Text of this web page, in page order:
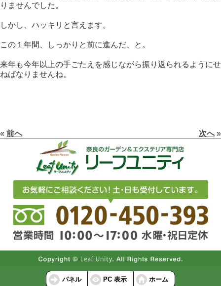
りませんでした。
しかし、ハッキリと言えます。
この１年間、しっかりと前に進んだ、と。
来年も今年以上の手ごたえを感じながら振り返られるようにせ
ねばなりませんね。
« 前へ 次へ»
パネル PC 表示 ホーム